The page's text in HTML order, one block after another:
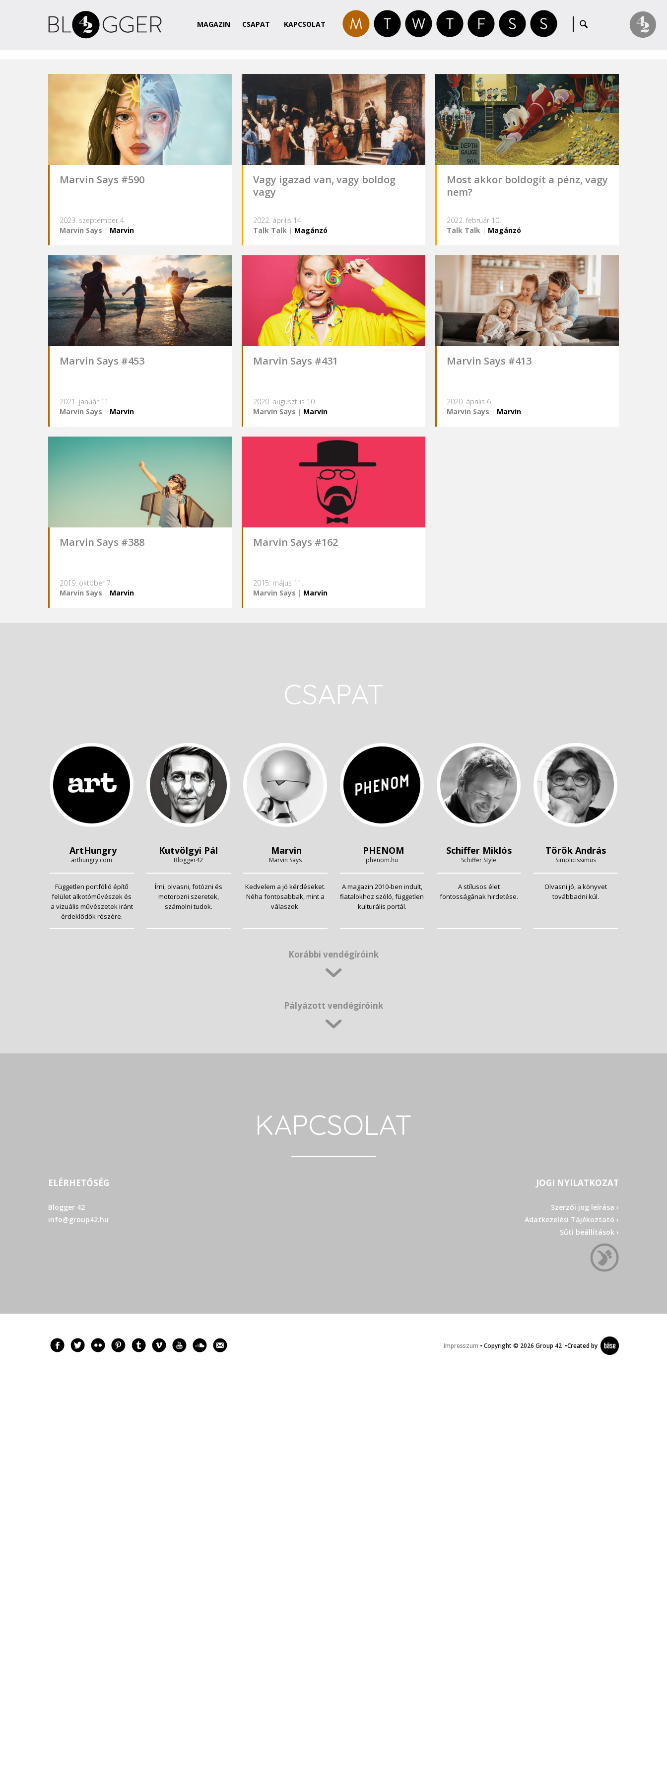
MAGAZIN CSAPAT KAPCSOLAT
Marvin Says #590
2023. szeptember 4.
Marvin Says | Marvin
Vagy igazad van, vagy boldog
vagy
2022. április 14.
Talk Talk | Magánzó
Most akkor boldogít a pénz, vagy
nem?
2022. február 10.
Talk Talk | Magánzó
Marvin Says #453
2021. január 11.
Marvin Says | Marvin
Marvin Says #431
2020. augusztus 10.
Marvin Says | Marvin
Marvin Says #413
2020. április 6.
Marvin Says | Marvin
Marvin Says #388
2019. október 7.
Marvin Says | Marvin
Marvin Says #162
2015. május 11.
Marvin Says | Marvin
CSAPAT
ArtHungry
arthungry.com
Független portfólió építő
felület alkotóművészek és
a vizuális művészetek iránt
érdeklődők részére.
Kutvölgyi Pál
Blogger42
Írni, olvasni, fotózni és
motorozni szeretek,
számolni tudok.
Marvin
Marvin Says
Kedvelem a jó kérdéseket.
Néha fontosabbak, mint a
válaszok.
PHENOM
phenom.hu
A magazin 2010-ben indult,
fiatalokhoz szóló, független
kulturális portál.
Schiffer Miklós
Schiffer Style
A stílusos élet
fontosságának hirdetése.
Török András
Simplicissimus
Olvasni jó, a könyvet
továbbadni kúl.
Korábbi vendégíróink
Pályázott vendégíróink
KAPCSOLAT
ELÉRHETŐSÉG
Blogger 42
info@group42.hu
JOGI NYILATKOZAT
Szerzői jog leírása ›
Adatkezelési Tájékoztató ›
Süti beállítások ›
Impresszum • Copyright © 2026 Group 42 •Created by